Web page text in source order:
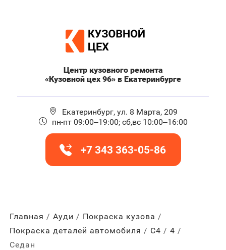
Центр кузовного ремонта
«Кузовной цех 96» в Екатеринбурге
Екатеринбург, ул. 8 Марта, 209
пн-пт 09:00–19:00; сб,вс 10:00–16:00
+7 343 363-05-86
Главная Ауди
Покраска кузова
Покраска деталей автомобиля
С4
4
Седан